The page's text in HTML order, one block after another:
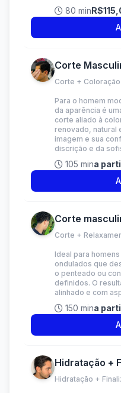
80 min
Corte
Corte + Coloração
Para o homem
da aparência é
corte aliado à
renovado, natural
imagem e sua
discrição e da
105 mina
Corte
Corte +
Ideal para
ondulados que
o penteado ou
definidos. O
alinhado e com
150 mina
Hidratação +
Hidratação +